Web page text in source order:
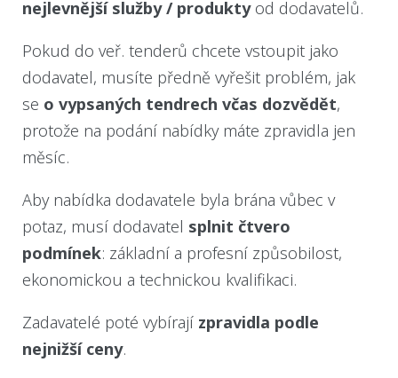
nejlevnější služby / produktyod dodavatelů.
Pokud do veř. tenderů chcete vstoupit jako
dodavatel, musíte předně vyřešit problém, jak
se o vypsaných tendrech včas dozvědět,
protože na podání nabídky máte zpravidla jen
měsíc.
Aby nabídka dodavatele byla brána vůbec v
potaz, musí dodavatel splnit čtvero
podmínek: základní a profesní způsobilost,
ekonomickou a technickou kvalifikaci.
Zadavatelé poté vybírají zpravidla podle
nejnižší ceny.